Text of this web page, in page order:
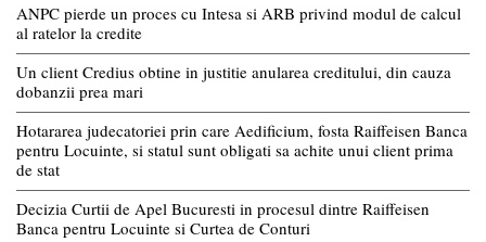
ANPC pierde un proces cu Intesa si ARB privind modul de calcul
al ratelor la credite
Un client Credius obtine in justitie anularea creditului, din cauza
dobanzii prea mari
Hotararea judecatoriei prin care Aedificium, fosta Raiffeisen Banca
pentru Locuinte, si statul sunt obligati sa achite unui client prima
de stat
Decizia Curtii de Apel Bucuresti in procesul dintre Raiffeisen
Banca pentru Locuinte si Curtea de Conturi